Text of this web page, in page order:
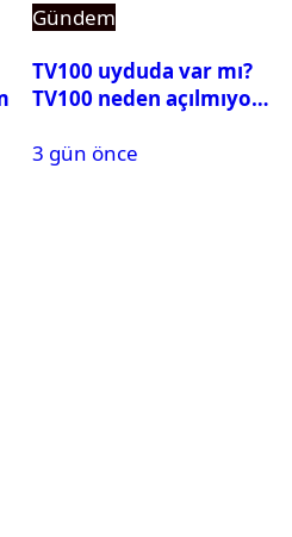
Gündem
TV100 uyduda var mı?
TV100 neden açılmıyor?
3 gün önce